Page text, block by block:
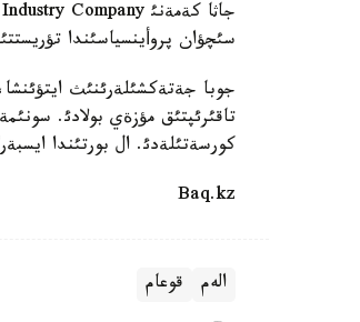
سئچؤان پروأينسياسئندا
جوبا جةتةكشئلةرئنئث
كورسةتئلةدئ. ال بورتئندا
Baq.kz
الەم قوعام